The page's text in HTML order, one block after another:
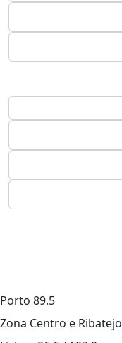
Porto 89.5
Zona Centro e Ribatejo